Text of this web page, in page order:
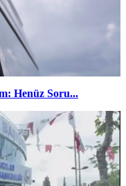
Henüz Soru...